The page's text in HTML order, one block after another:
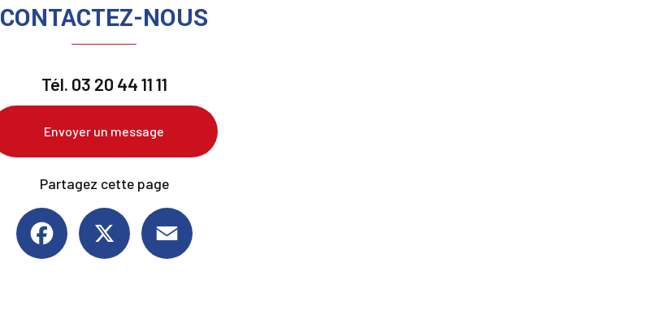
CONTACTEZ-NOUS
Tél. 03 20 44 11 11
Envoyer un message
Partagez cette page
Facebook